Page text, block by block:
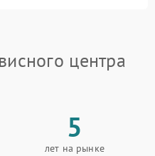
центра
5
лет на рынке